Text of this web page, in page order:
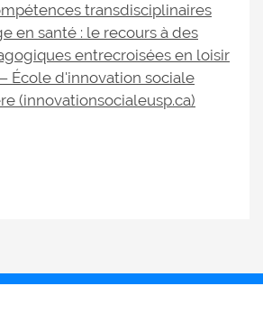
transdisciplinaires
en santé : le recours à des
entrecroisées en loisir
École d'innovation sociale
(innovationsocialeusp.ca)